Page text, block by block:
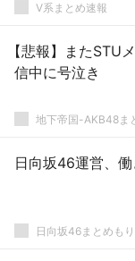
V系まとめ速報
【悲報】またSTU
信中に号泣き
地下帝国-AKB48ま
日向坂46運営、働
日向坂46まとめもり